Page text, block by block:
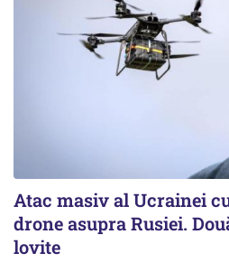
Atac masiv al Ucrainei
drone asupra Rusiei.
lovite